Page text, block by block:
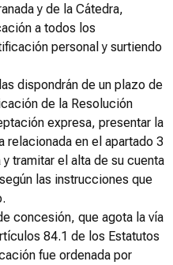
y de la Cátedra,
a todos los
personal y surtiendo
dispondrán de un plazo de
de la Resolución
expresa, presentar la
relacionada en el apartado 3
tramitar el alta de su cuenta
las instrucciones que
concesión, que agota la vía
84.1 de los Estatutos
fue ordenada por